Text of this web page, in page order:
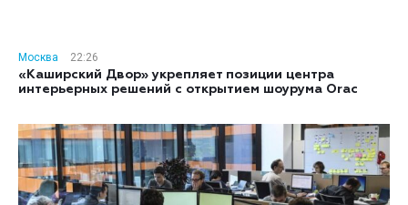
Москва
22:26
«Каширский Двор» укрепляет позиции центра
интерьерных решений с открытием шоурума Orac